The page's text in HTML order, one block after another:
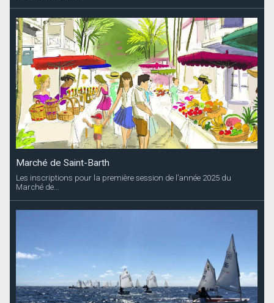
Marché de Saint-Barth
Les inscriptions pour la première session de l’année 2025 du
Marché de...